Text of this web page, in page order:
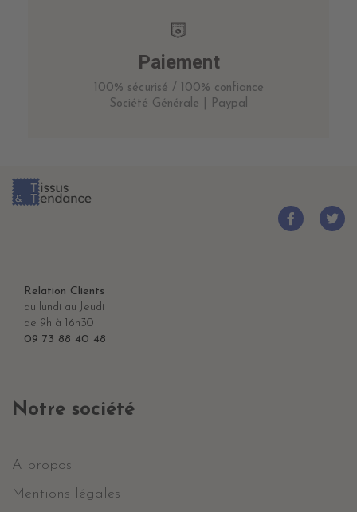
Paiement
100% sécurisé / 100% confiance
Société Générale | Paypal
Relation Clients
du lundi au Jeudi
de 9h à 16h30
09 73 88 40 48
Notre société
A propos
Mentions légales